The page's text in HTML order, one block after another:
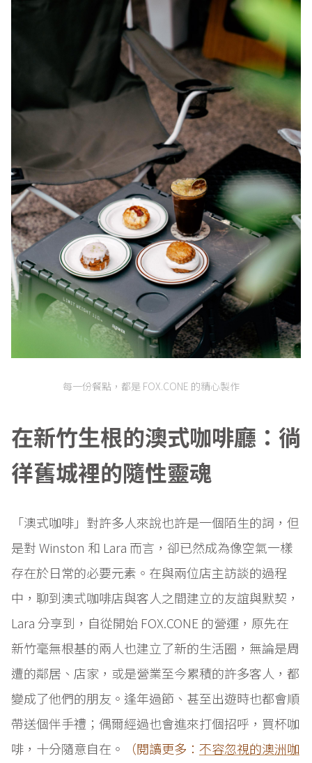
每一份餐點，都是 FOX.CONE 的精心製作
在新竹生根的澳式咖啡廳：徜
徉舊城裡的隨性靈魂
「澳式咖啡」對許多人來說也許是一個陌生的詞，但
是對 Winston 和 Lara 而言，卻已然成為像空氣一樣
存在於日常的必要元素。在與兩位店主訪談的過程
中，聊到澳式咖啡店與客人之間建立的友誼與默契，
Lara 分享到，自從開始 FOX.CONE 的營運，原先在
新竹毫無根基的兩人也建立了新的生活圈，無論是周
遭的鄰居、店家，或是營業至今累積的許多客人，都
變成了他們的朋友。逢年過節、甚至出遊時也都會順
帶送個伴手禮；偶爾經過也會進來打個招呼，買杯咖
啡，十分隨意自在。
（閱讀更多： 不容忽視的澳洲咖